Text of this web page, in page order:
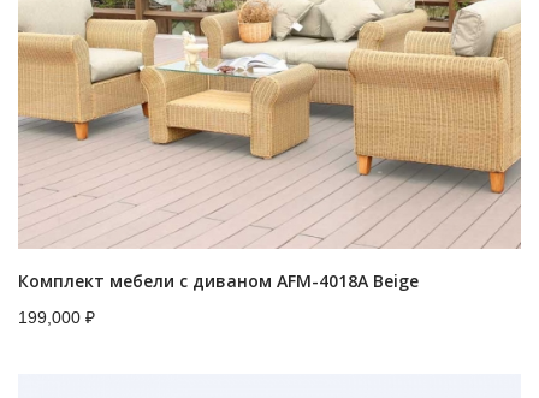
Комплект мебели с диваном AFM-4018A Beige
199,000 ₽